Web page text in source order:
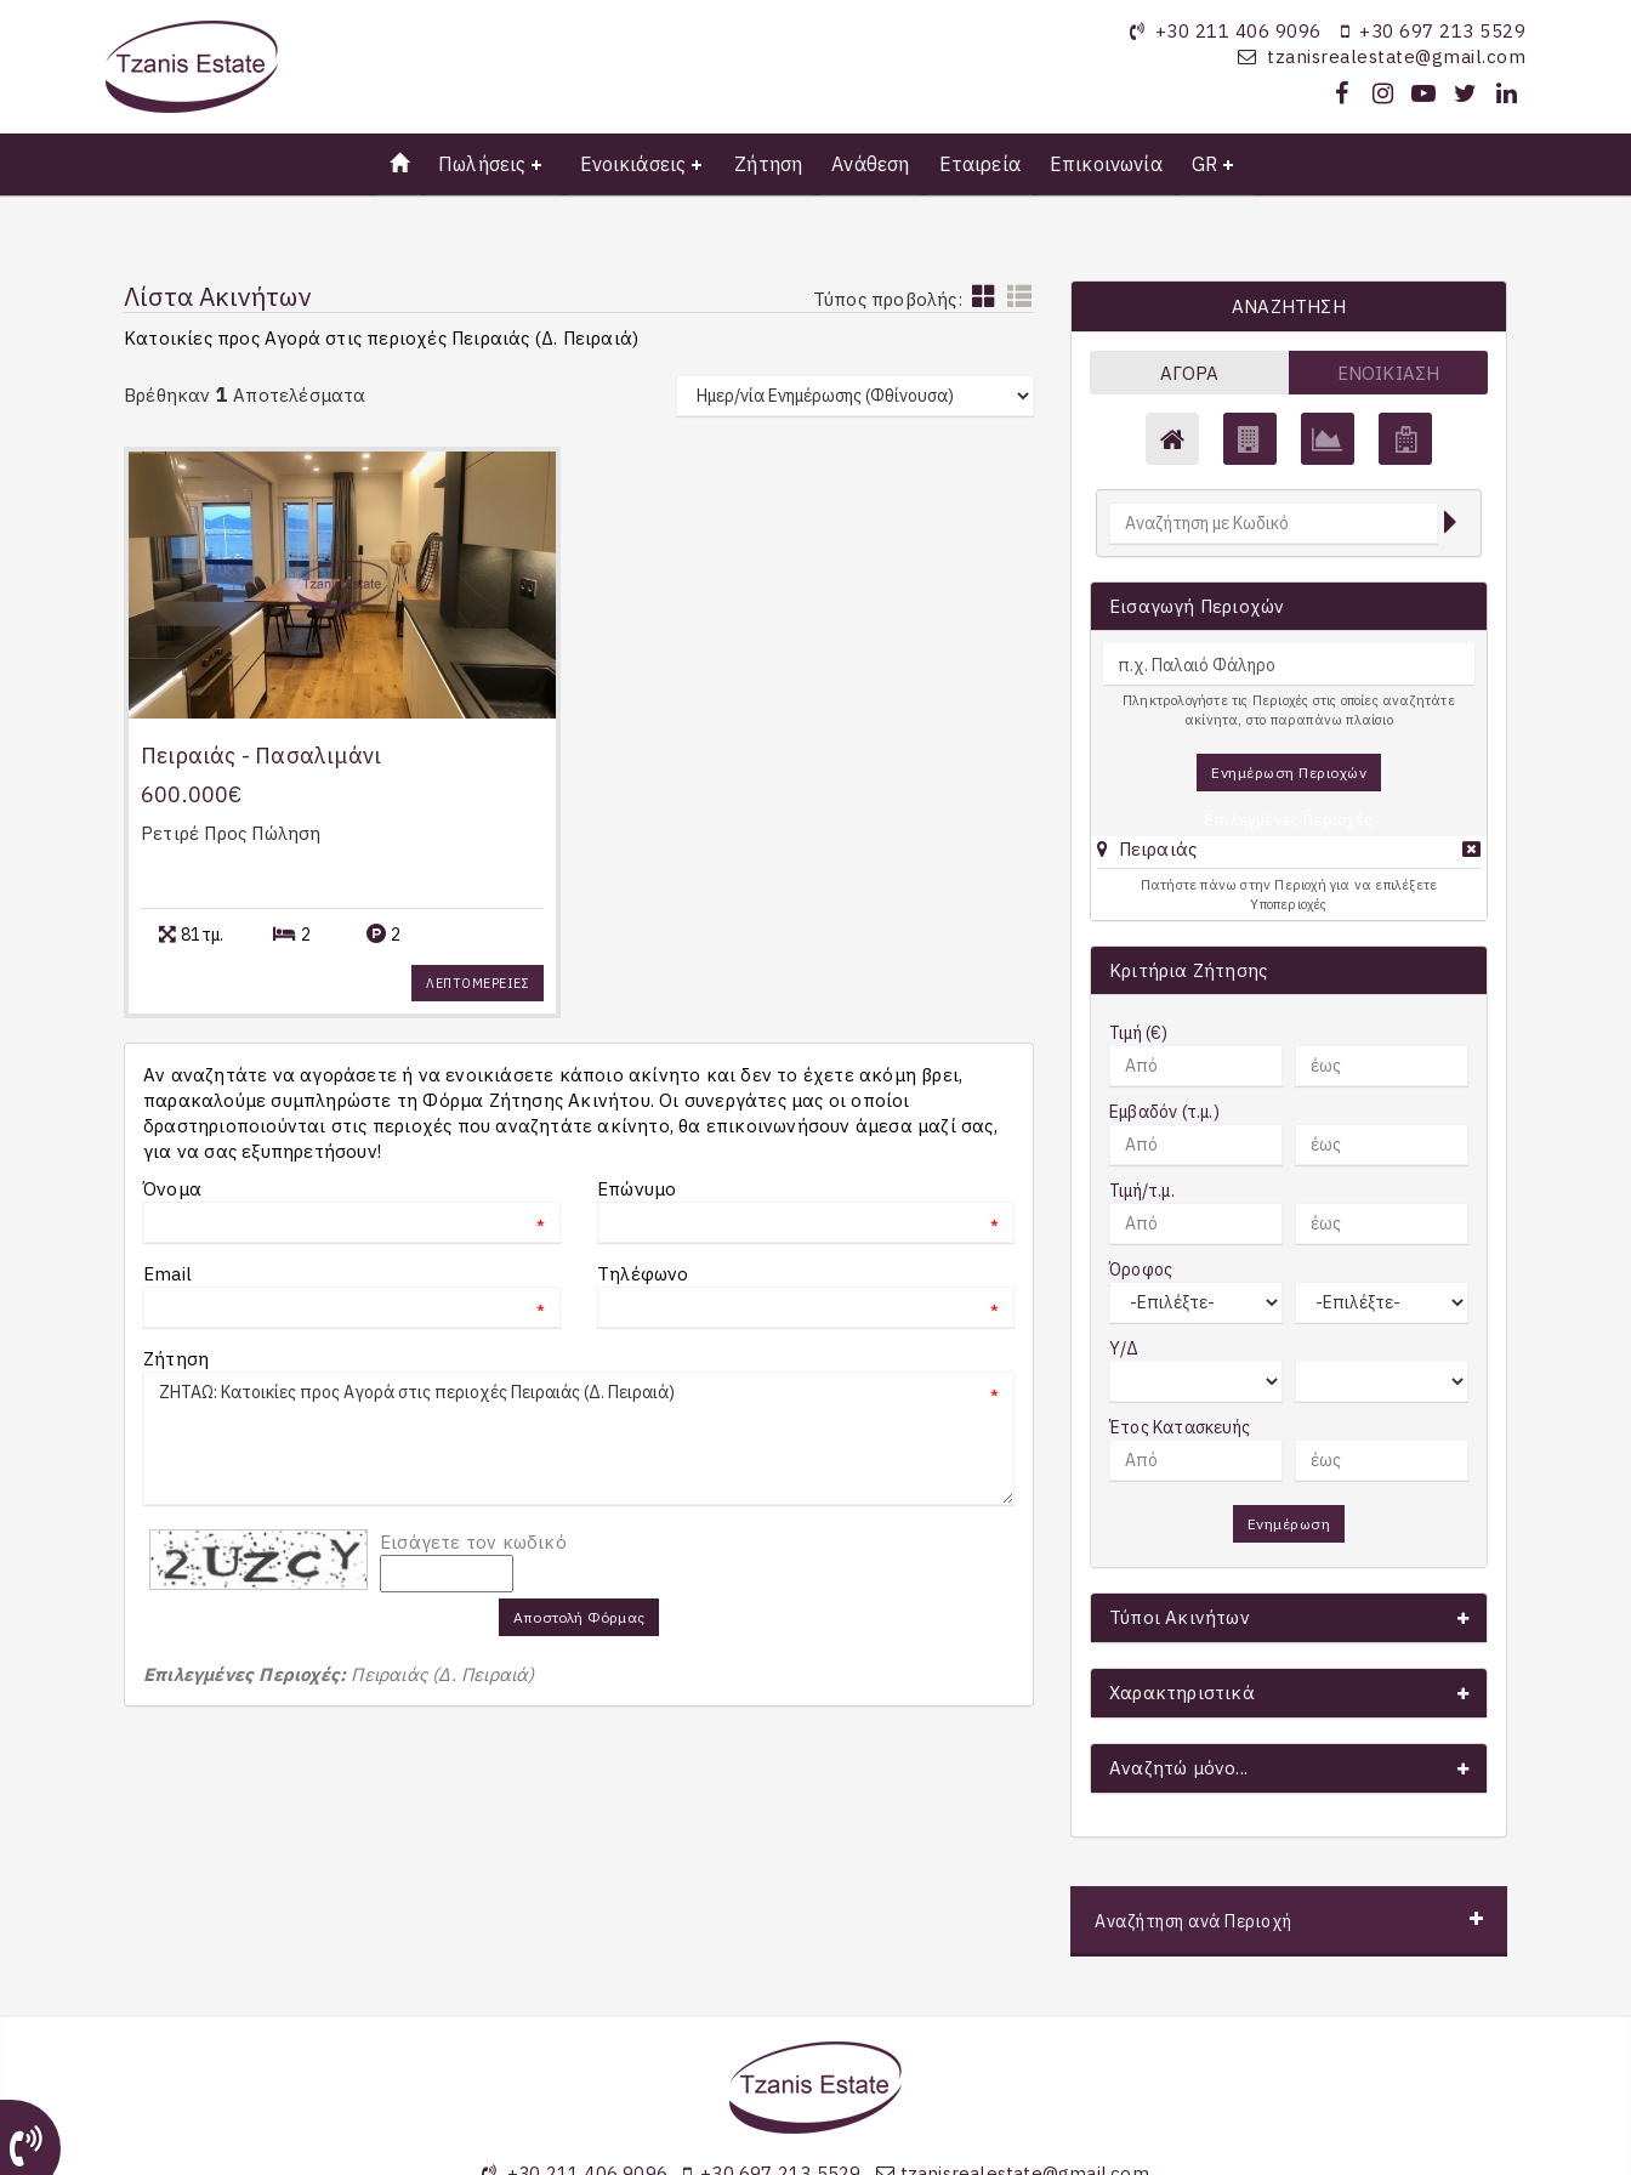
+30 211 406 9096
+30 697 213 5529
tzanisrealestate@gmail.com
Πωλήσεις Ενοικιάσεις Ζήτηση Ανάθεση Εταιρεία Επικοινωνία GR
Λίστα Ακινήτων
Τύπος προβολής:
Κατοικίες προς Αγορά στις περιοχές Πειραιάς (Δ. Πειραιά)
Βρέθηκαν 1 Αποτελέσματα
Πειραιάς - Πασαλιμάνι
600.000€
Ρετιρέ Προς Πώληση
81τμ. 2 2
ΛΕΠΤΟΜΕΡΕΙΕΣ
Αν αναζητάτε να αγοράσετε ή να ενοικιάσετε κάποιο ακίνητο και δεν το έχετε ακόμη βρει,
παρακαλούμε συμπληρώστε τη Φόρμα Ζήτησης Ακινήτου. Οι συνεργάτες μας οι οποίοι
δραστηριοποιούνται στις περιοχές που αναζητάτε ακίνητο, θα επικοινωνήσουν άμεσα μαζί σας,
για να σας εξυπηρετήσουν!
Όνομα
*
Email
*
Επώνυμο
*
Τηλέφωνο
*
Ζήτηση
*
Εισάγετε τον κωδικό
Αποστολή Φόρμας
Επιλεγμένες Περιοχές: Πειραιάς (Δ. Πειραιά)
ΑΝΑΖΉΤΗΣΗ
ΑΓΟΡΆ ΕΝΟΙΚΊΑΣΗ
Εισαγωγή Περιοχών
Πληκτρολογήστε τις Περιοχές στις οποίες αναζητάτε
ακίνητα, στο παραπάνω πλαίσιο
Ενημέρωση Περιοχών
Πειραιάς
Πατήστε πάνω στην Περιοχή για να επιλέξετε
Υποπεριοχές
Κριτήρια Ζήτησης
Τιμή (€)
Εμβαδόν (τ.μ.)
Τιμή/τ.μ.
Όροφος
Υ/Δ
Έτος Κατασκευής
Ενημέρωση
Τύποι Ακινήτων
Χαρακτηριστικά
Αναζητώ μόνο...
Αναζήτηση ανά Περιοχή